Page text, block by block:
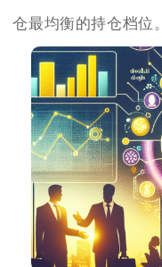
仓最均衡的持仓档位。